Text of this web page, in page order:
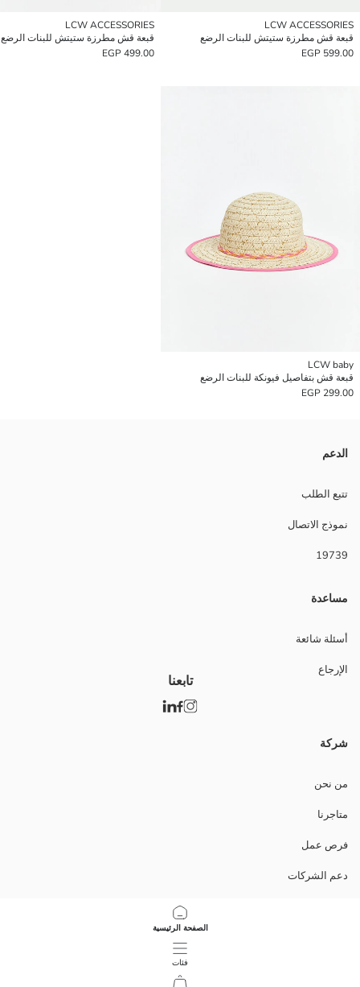
الصفحة الرئيسية
فئات
LCW ACCESSORIES
قبعة قش مطرزة ستيتش للبنات الرضع
599.00 EGP
LCW ACCESSORIES
قبعة قش مطرزة ستيتش للبنات الرضع
499.00 EGP
LCW baby
قبعة قش بتفاصيل فيونكة للبنات الرضع
299.00 EGP
الدعم
تتبع الطلب
نموذج الاتصال
19739
مساعدة
أسئلة شائعة
الإرجاع
شركة
من نحن
متاجرنا
فرص عمل
دعم الشركات
تابعنا